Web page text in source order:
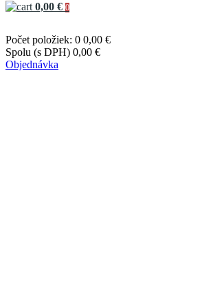
0,00 € 0
Počet položiek: 0 0,00 €
Spolu (s DPH) 0,00 €
Objednávka